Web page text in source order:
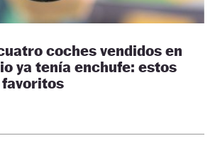
coches vendidos en
ya tenía enchufe: estos